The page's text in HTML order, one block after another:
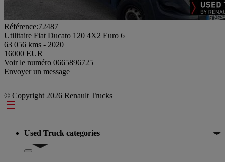
Référence:72487
Utilitaire Fiat Ducato 120 4X2 Euro 6
63 056 kms - 2020
16000 EUR
Voir le numéro 0665896725
Envoyer un message
© Copyright 2026 Renault Trucks
Footer
Used Truck categories
Show submenu for Used Truck categories